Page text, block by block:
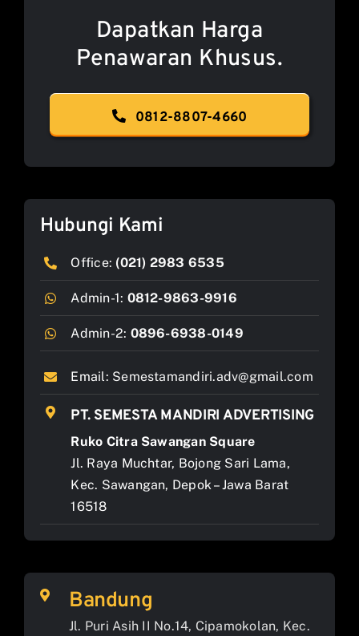
Dapatkan Harga
Penawaran Khusus.
0812-8807-4660
Hubungi Kami
Office: (021) 2983 6535
Admin-1: 0812-9863-9916
Admin-2: 0896-6938-0149
Email: Semestamandiri.adv@gmail.com
PT. SEMESTA MANDIRI ADVERTISING
Ruko Citra Sawangan Square
Jl. Raya Muchtar, Bojong Sari Lama,
Kec. Sawangan, Depok – Jawa Barat
16518
Bandung
Jl. Puri Asih II No.14, Cipamokolan, Kec.